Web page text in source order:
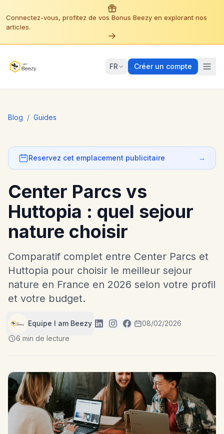
Connectez-vous, profitez de vos Bonus Beezy en explorant nos
articles.
FR Créer un compte
Blog / Guides
Reservez cet emplacement publicitaire →
Center Parcs vs
Huttopia : quel sejour
nature choisir
Comparatif complet entre Center Parcs et
Huttopia pour choisir le meilleur sejour
nature en France en 2026 selon votre profil
et votre budget.
Equipe I am Beezy
08/02/2026
6 min de lecture